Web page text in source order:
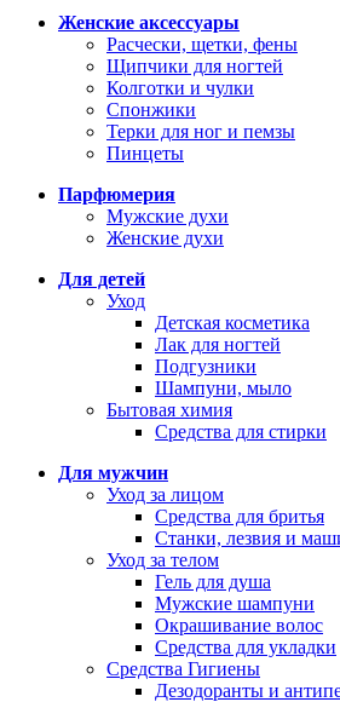
Женские аксессуары
Расчески, щетки, фены
Щипчики для ногтей
Колготки и чулки
Спонжики
Терки для ног и пемзы
Пинцеты
Парфюмерия
Мужские духи
Женские духи
Для детей
Уход
Детская косметика
Лак для ногтей
Подгузники
Шампуни, мыло
Бытовая химия
Средства для стирки
Для мужчин
Уход за лицом
Средства для бритья
Станки, лезвия и
Уход за телом
Гель для душа
Мужские шампуни
Окрашивание волос
Средства для укладки
Средства Гигиены
Дезодоранты и